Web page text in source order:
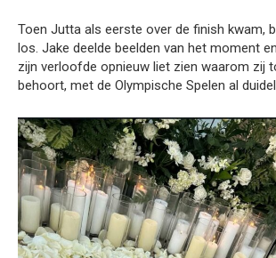
Toen Jutta als eerste over de finish kwam,
los. Jake deelde beelden van het moment
zijn verloofde opnieuw liet zien waarom zij
behoort, met de Olympische Spelen al